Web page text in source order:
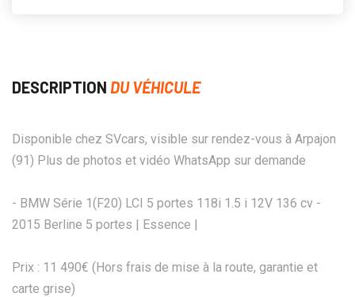
DESCRIPTION DU VÉHICULE
Disponible chez SVcars, visible sur rendez-vous à Arpajon
(91) Plus de photos et vidéo WhatsApp sur demande
- BMW Série 1(F20) LCI 5 portes 118i 1.5 i 12V 136 cv -
2015 Berline 5 portes | Essence |
Prix : 11 490€ (Hors frais de mise à la route, garantie et
carte grise)